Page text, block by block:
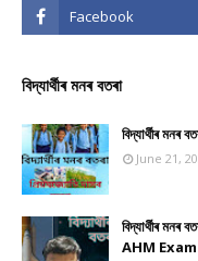
বিদ্যাৰ্থীৰ মনৰ বতৰা
বিদ্যাৰ্থীৰ মনৰ
June 21,
বিদ্যাৰ্থীৰ
AHM